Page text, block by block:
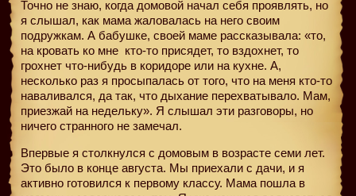
Точно не знаю, когда домовой начал себя проявлять, но
я слышал, как мама жаловалась на него своим
подружкам. А бабушке, своей маме рассказывала: «то,
на кровать ко мне кто-то присядет, то вздохнет, то
грохнет что-нибудь в коридоре или на кухне. А,
несколько раз я просыпалась от того, что на меня кто-то
наваливался, да так, что дыхание перехватывало. Мам,
приезжай на недельку». Я слышал эти разговоры, но
ничего странного не замечал.
Впервые я столкнулся с домовым в возрасте семи лет.
Это было в конце августа. Мы приехали с дачи, и я
активно готовился к первому классу. Мама пошла в